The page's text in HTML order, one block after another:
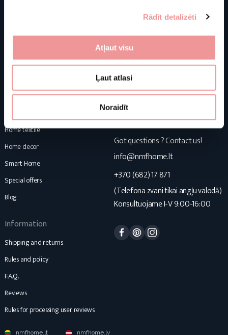
Rādīt detalizēti
Atļaut visu
Ļaut atlasi
Noraidīt
Shop
Furniture
Home textile
Home decor
Smart Home
Special offers
Blog
Information
Shipping and returns
Rules and policy
F.A.Q.
Reviews
Rules for processing user reviews
Store information
J. Basanavičiaus g. 103C
LT-76129 Šiauliai
Lithuania
NMF Home
Got questions ? Contact us!
info@nmfhome.lt
+370 (682) 17 871
(Telefona zvani tikai angļu valodā)
Konsultuojame I-V 9:00-16:00
Facebook
Pinterest
nmfhome.lt nmfhome.lv